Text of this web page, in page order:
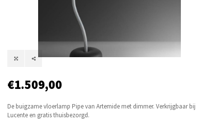
€1.509,00
De buigzame vloerlamp Pipe van Artemide met dimmer. Verkrijgbaar bij
Lucente en gratis thuisbezorgd.